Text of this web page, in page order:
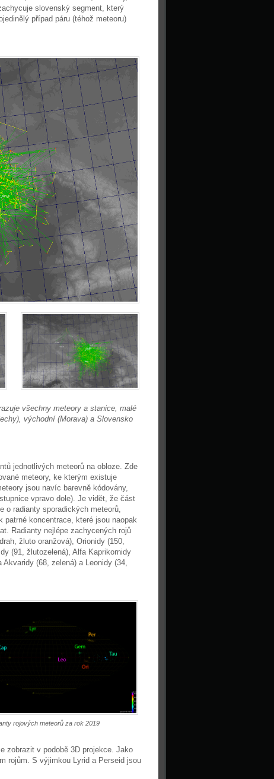
slovenský segment, který
případ páru (téhož meteoru)
všechny meteory a stanice, malé
východní (Morava) a Slovensko
jednotlivých meteorů na obloze. Zde
meteory, ke kterým existuje
jsou navíc barevně kódovány,
vpravo dole). Je vidět, že část
o radianty sporadických meteorů,
koncentrace, které jsou naopak
Radianty nejlépe zachycených rojů
žluto oranžová), Orionidy (150,
(91, žlutozelená), Alfa Kaprikornidy
(68, zelená) a Leonidy (34,
rojových meteorů za rok 2019
zobrazit v podobě 3D projekce. Jako
rojům. S výjimkou Lyrid a Perseid jsou